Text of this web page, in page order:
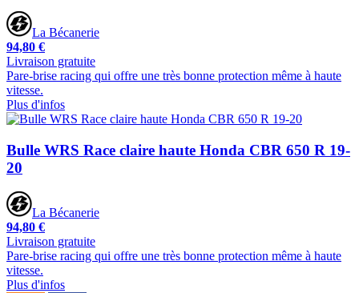
La Bécanerie
94,80 €
Livraison gratuite
Pare-brise racing qui offre une très bonne protection même à haute
vitesse.
Plus d'infos
Bulle WRS Race claire haute Honda CBR 650 R 19-
20
La Bécanerie
94,80 €
Livraison gratuite
Pare-brise racing qui offre une très bonne protection même à haute
vitesse.
Plus d'infos